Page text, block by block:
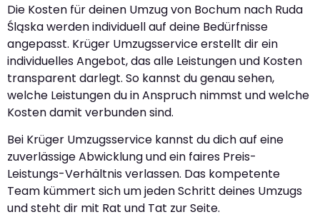
Die Kosten für deinen Umzug von Bochum nach Ruda
Śląska werden individuell auf deine Bedürfnisse
angepasst. Krüger Umzugsservice erstellt dir ein
individuelles Angebot, das alle Leistungen und Kosten
transparent darlegt. So kannst du genau sehen,
welche Leistungen du in Anspruch nimmst und welche
Kosten damit verbunden sind.
Bei Krüger Umzugsservice kannst du dich auf eine
zuverlässige Abwicklung und ein faires Preis-
Leistungs-Verhältnis verlassen. Das kompetente
Team kümmert sich um jeden Schritt deines Umzugs
und steht dir mit Rat und Tat zur Seite.